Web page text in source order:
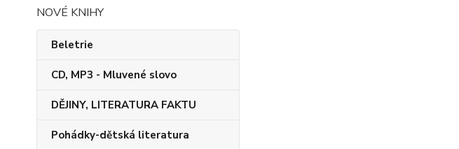
NOVÉ KNIHY
Beletrie
CD, MP3 - Mluvené slovo
DĚJINY, LITERATURA FAKTU
Pohádky-dětská literatura